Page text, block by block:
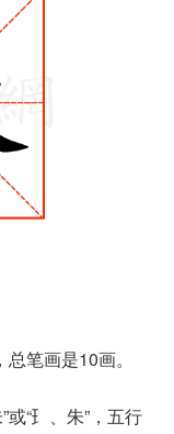
笔画是10画。
或“⺩、朱”，五行